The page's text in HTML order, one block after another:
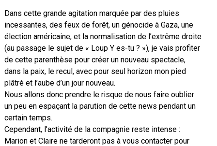
Dans cette grande agitation marquée par des pluies
incessantes, des feux de forêt, un génocide à Gaza, une
élection américaine, et la normalisation de l’extrême droite
(au passage le sujet de « Loup Y es-tu ? »), je vais profiter
de cette parenthèse pour créer un nouveau spectacle,
dans la paix, le recul, avec pour seul horizon mon pied
plâtré et l’aube d’un jour nouveau.
Nous allons donc prendre le risque de nous faire oublier
un peu en espaçant la parution de cette news pendant un
certain temps.
Cependant, l’activité de la compagnie reste intense :
Marion et Claire ne tarderont pas à vous contacter pour